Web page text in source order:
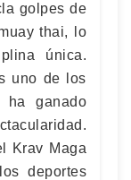
golpes de
thai, lo
única.
uno de los
ha ganado
Krav Maga
deportes